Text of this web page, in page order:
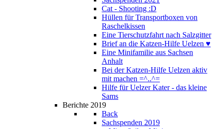
Cat - Shooting :D
Hüllen für Transportboxen von
Raschelkissen
Eine Tierschutzfahrt nach Salzgitter
Brief an die Katzen-Hilfe Uelzen ♥
Eine Minifamilie aus Sachsen
Anhalt
Bei der Katzen-Hilfe Uelzen aktiv
mit machen =^..^=
Hilfe für Uelzer Kater - das kleine
Sams
Berichte 2019
Back
Sachspenden 2019